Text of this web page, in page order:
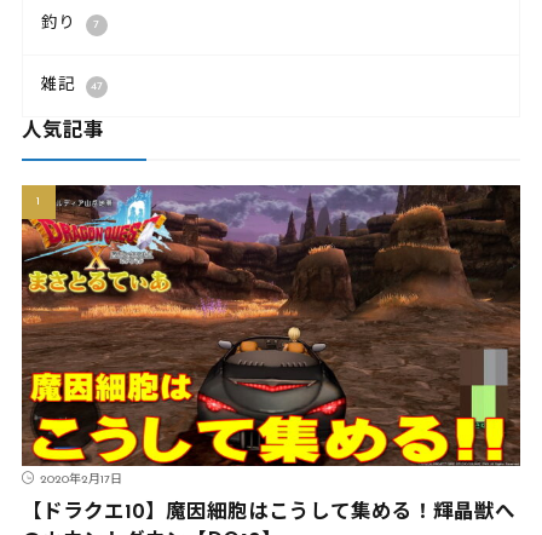
釣り 7
雑記 47
人気記事
2020年2月17日
【ドラクエ10】魔因細胞はこうして集める！輝晶獣へ